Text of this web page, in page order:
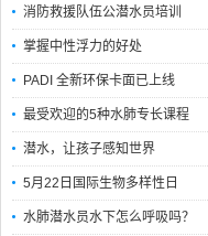
消防救援队伍公潜水员培训
掌握中性浮力的好处
PADI 全新环保卡面已上线
最受欢迎的5种水肺专长课程
潜水，让孩子感知世界
5月22日国际生物多样性日
水肺潜水员水下怎么呼吸吗？